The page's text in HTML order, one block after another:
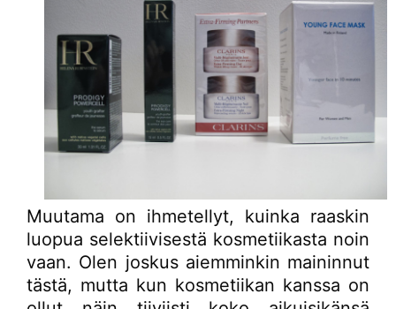
Muutama on ihmetellyt, kuinka raaskin
luopua selektiivisestä kosmetiikasta noin
vaan. Olen joskus aiemminkin maininnut
tästä, mutta kun kosmetiikan kanssa on